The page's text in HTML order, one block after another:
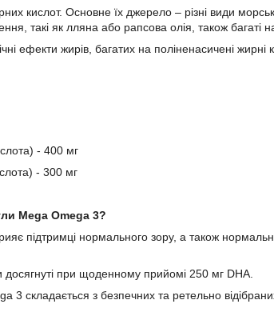
кислот. Основне їх джерело – різні види
такі як лляна або рапсова олія, також багаті
ефекти жирів, багатих на поліненасичені
- 400 мг
- 300 мг
Mega Omega 3?
підтримці нормального зору, а також
досягнуті при щоденному прийомі 250 мг DHA.
3 складається з безпечних та ретельно відібраних